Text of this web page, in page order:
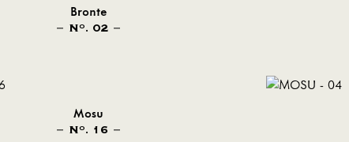
Bronte
NO . 02
Mosu
NO . 16